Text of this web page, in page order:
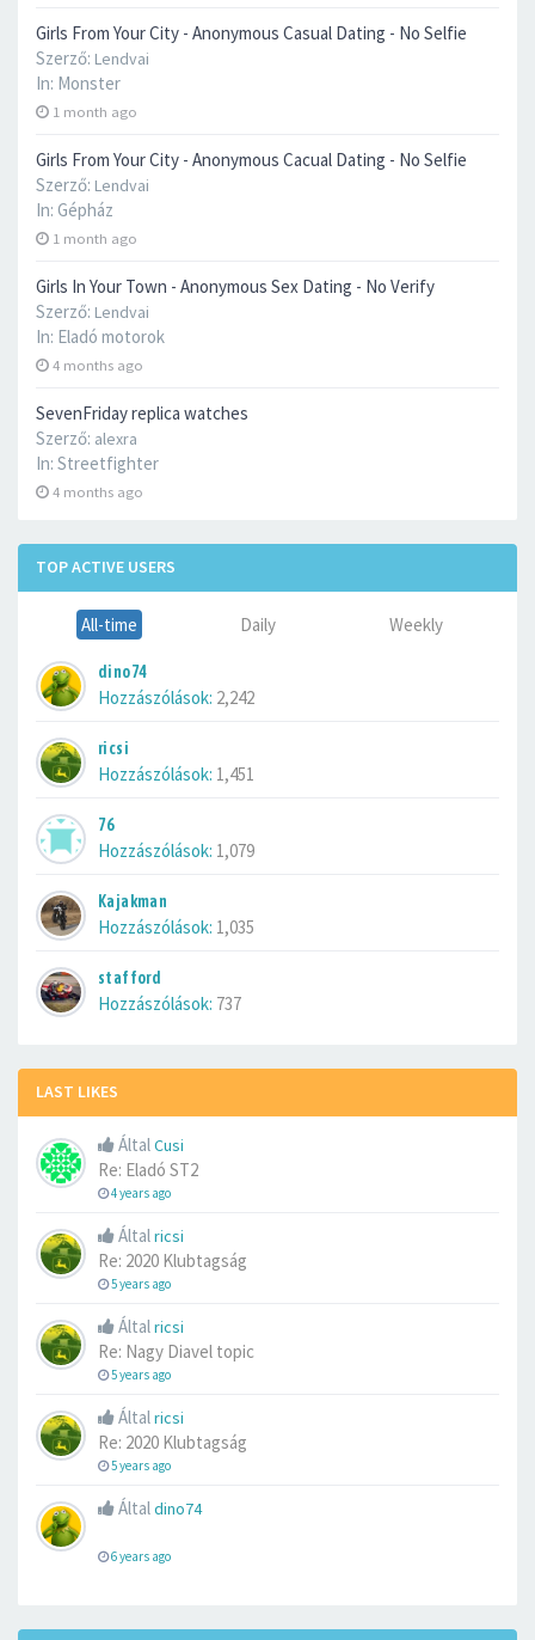
Girls From Your City - Anonymous Casual Dating - No Selfie
Szerző: Lendvai
In: Monster
1 month ago
Girls From Your City - Anonymous Cacual Dating - No Selfie
Szerző: Lendvai
In: Gépház
1 month ago
Girls In Your Town - Anonymous Sex Dating - No Verify
Szerző: Lendvai
In: Eladó motorok
4 months ago
SevenFriday replica watches
Szerző: alexra
In: Streetfighter
4 months ago
TOP ACTIVE USERS
All-time Daily Weekly
dino74
Hozzászólások: 2,242
ricsi
Hozzászólások: 1,451
76
Hozzászólások: 1,079
Kajakman
Hozzászólások: 1,035
stafford
Hozzászólások: 737
LAST LIKES
ÁltalCusi
Re: Eladó ST2
4 years ago
Általricsi
Re: 2020 Klubtagság
5 years ago
Általricsi
Re: Nagy Diavel topic
5 years ago
Általricsi
Re: 2020 Klubtagság
5 years ago
Általdino74
6 years ago